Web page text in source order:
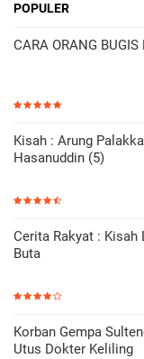
POPULER
CARA ORANG BUGIS
Kisah : Arung
Hasanuddin (5)
Cerita Rakyat : Kisah
Buta
Korban Gempa
Utus Dokter Keliling